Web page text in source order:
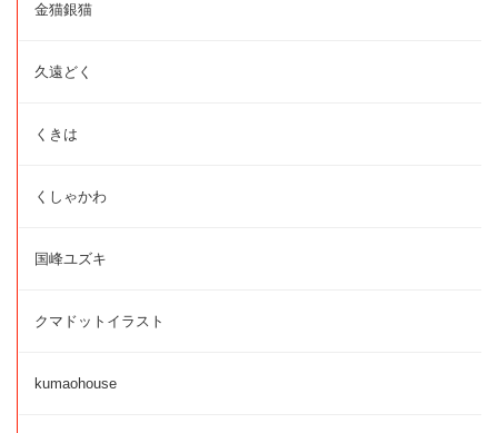
金猫銀猫
久遠どく
くきは
くしゃかわ
国峰ユズキ
クマドットイラスト
kumaohouse